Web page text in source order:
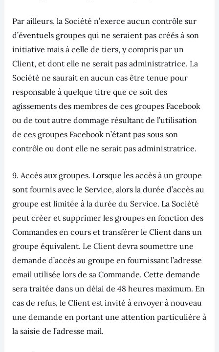
Par ailleurs, la Société n’exerce aucun contrôle sur
d’éventuels groupes qui ne seraient pas créés à son
initiative mais à celle de tiers, y compris par un
Client, et dont elle ne serait pas administratrice. La
Société ne saurait en aucun cas être tenue pour
responsable à quelque titre que ce soit des
agissements des membres de ces groupes Facebook
ou de tout autre dommage résultant de l’utilisation
de ces groupes Facebook n’étant pas sous son
contrôle ou dont elle ne serait pas administratrice.
9. Accès aux groupes. Lorsque les accès à un groupe
sont fournis avec le Service, alors la durée d’accès au
groupe est limitée à la durée du Service. La Société
peut créer et supprimer les groupes en fonction des
Commandes en cours et transférer le Client dans un
groupe équivalent. Le Client devra soumettre une
demande d’accès au groupe en fournissant l’adresse
email utilisée lors de sa Commande. Cette demande
sera traitée dans un délai de 48 heures maximum. En
cas de refus, le Client est invité à envoyer à nouveau
une demande en portant une attention particulière à
la saisie de l’adresse mail.